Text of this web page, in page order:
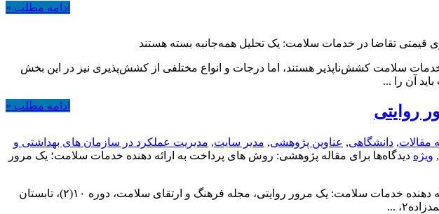
ادامه مطلب »
قیمتی تقاضا در خدمات سلامت: یک تحلیل همه‌جانبه بسته هستند
سلامت کشش‌ناپذیر هستند، اما درجات و انواع مختلفی از کشش‌پذیری نیز در این بخش
آن را ...
ادامه مطلب » روایتی
مقالات, دانشگاهی, عناوین پژوهشی, مدیر سایت, مدیریت عملکرد در سازمان های بهداشتی و
, ویژه دیدگاه‌ها برای مقاله پژوهشی: روش های‌ پرداخت‌ به‌ ارائه‌ دهنده‌ خدمات‌ سلامت؛ یک مرور
– مصدق راد علی محمد، علی محمدزاده خلیل، صدر سیدشهاب الدین، اصفهانی پروانه، روش‌های پرداخت به ارائه دهنده خدمات سلامت: یک مرور روایتی، مجله فرهنگ و ارتقای سلامت، دوره ۱۰(۲)، تابستان